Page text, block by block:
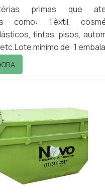
primas que
como: Têxtil,
tintas, pisos,
mínimo de: 1
tixotrópico é um
vez mais
com as necessidades.São
ComGel 601,
convencional e
tinta de impressão;